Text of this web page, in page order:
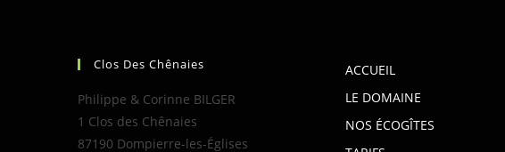
Clos Des Chênaies
Philippe & Corinne BILGER
1 Clos des Chênaies
87190 Dompierre-les-Églises
ACCUEIL
LE DOMAINE
NOS ÉCOGÎTES